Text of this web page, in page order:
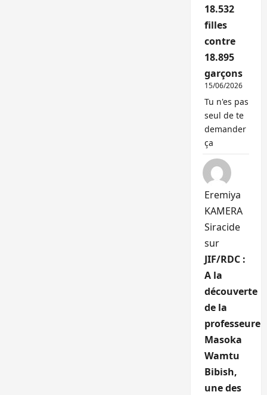
18.532
filles
contre
18.895
garçons
15/06/2026
Tu n'es pas
seul de te
demander
ça
Eremiya
KAMERA
Siracide
sur
JIF/RDC :
A la
découverte
de la
professeure
Masoka
Wamtu
Bibish,
une des